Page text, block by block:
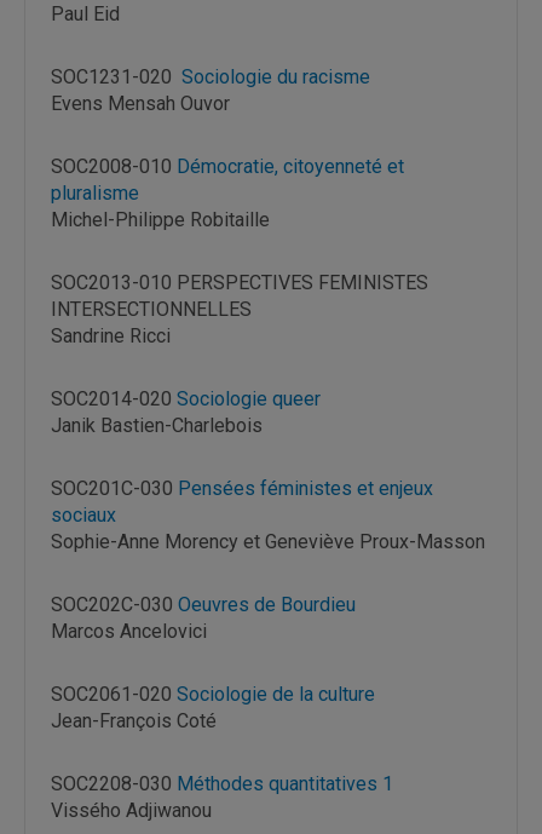
Paul Eid
SOC1231-020 Sociologie du racisme
Evens Mensah Ouvor
SOC2008-010 Démocratie, citoyenneté et
pluralisme
Michel-Philippe Robitaille
SOC2013-010 PERSPECTIVES FEMINISTES
INTERSECTIONNELLES
Sandrine Ricci
SOC2014-020 Sociologie queer
Janik Bastien-Charlebois
SOC201C-030 Pensées féministes et enjeux
sociaux
Sophie-Anne Morency et Geneviève Proux-Masson
SOC202C-030 Oeuvres de Bourdieu
Marcos Ancelovici
SOC2061-020 Sociologie de la culture
Jean-François Coté
SOC2208-030 Méthodes quantitatives 1
Vissého Adjiwanou